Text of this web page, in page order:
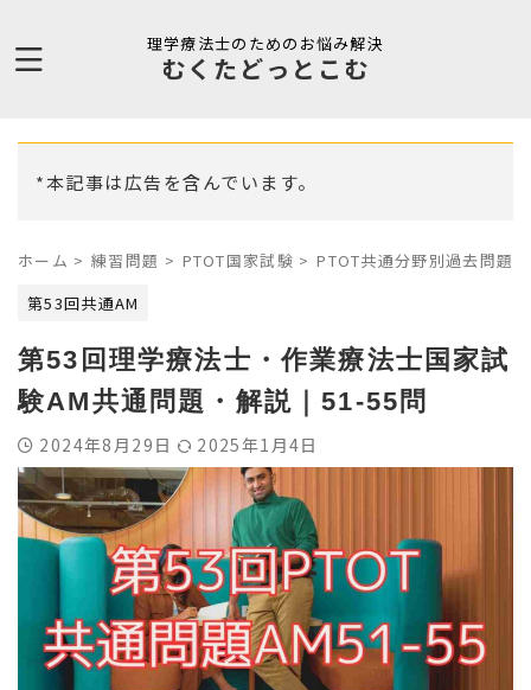
理学療法士のためのお悩み解決
むくたどっとこむ
*本記事は広告を含んでいます。
ホーム > 練習問題 > PTOT国家試験 > PTOT共通分野別過去問題
第53回共通AM
第53回理学療法士・作業療法士国家試
験AM共通問題・解説｜51-55問
2024年8月29日 2025年1月4日